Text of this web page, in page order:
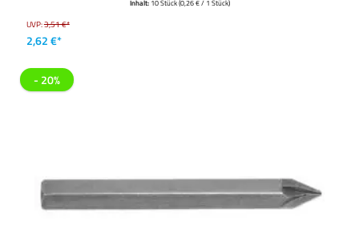
Inhalt: 10 Stück(0,26 € / 1 Stück)
UVP:3,51 €*
2,62 €*
- 20%